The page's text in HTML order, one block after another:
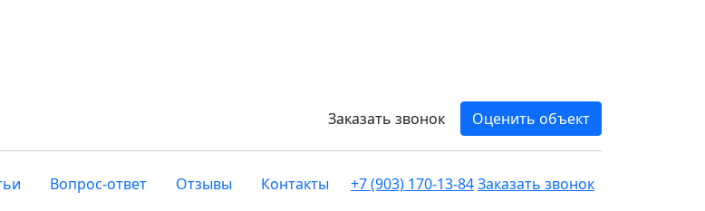
Заказать звонок
Оценить объект
Вопрос-ответ Отзывы Контакты +7 (903) 170-13-84Заказать звонок